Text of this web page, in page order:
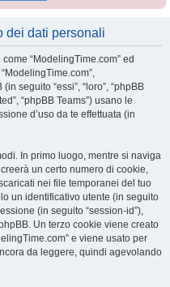
dei dati personali
“ModelingTime.com” ed
seguito “essi”, “loro”, “phpBB
“phpBB Teams”) usano le
d’uso da te effettuata (in
In primo luogo, mentre si naviga
un certo numero di cookie,
nei file temporanei del tuo
un identificativo utente (in seguito
(in seguito “session-id”),
Un terzo cookie viene creato
e viene usato per
da leggere, quindi agevolando